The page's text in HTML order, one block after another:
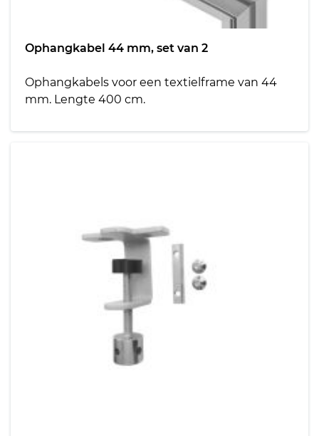
Ophangkabel 44 mm, set van 2
Ophangkabels voor een textielframe van 44
mm. Lengte 400 cm.